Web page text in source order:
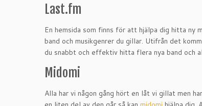
Last.fm
En hemsida som finns för att hjälpa dig hitta ny
band och musikgenrer du gillar. Utifrån det
du snabbt och effektiv hitta flera nya band och
Midomi
Alla har vi någon gång hört en låt vi gillat men